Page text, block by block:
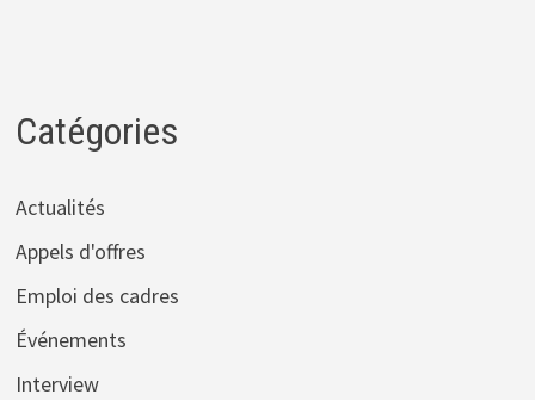
Catégories
Actualités
Appels d'offres
Emploi des cadres
Événements
Interview